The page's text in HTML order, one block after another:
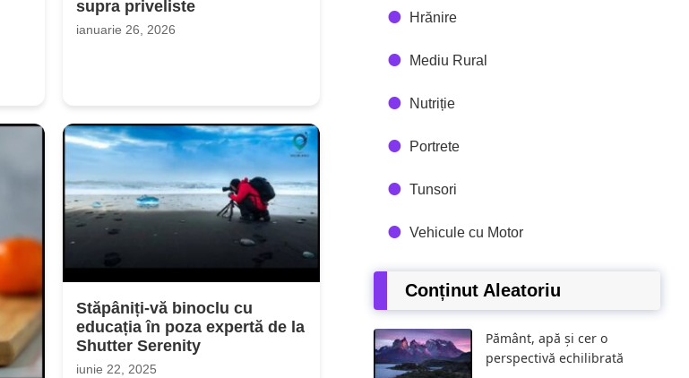
supra priveliste
ianuarie 26, 2026
Stăpâniți-vă binoclu cu
educația în poza expertă de la
Shutter Serenity
iunie 22, 2025
Hrănire
Mediu Rural
Nutriție
Portrete
Tunsori
Vehicule cu Motor
Conținut Aleatoriu
Pământ, apă și cer o
perspectivă echilibrată